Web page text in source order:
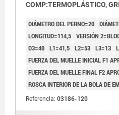
COMP:TERMOPLÁSTICO,
DIÁMETRO DEL PERNO=20
LONGITUD=114,5 VERSIÓN
D3=40 L1=41,5 L2=53 L3=13
FUERZA DEL MUELLE INICIAL F1
FUERZA DEL MUELLE FINAL F2
ROSCA INTERIOR DE LA BOLA DE
Referencia: 03186-120